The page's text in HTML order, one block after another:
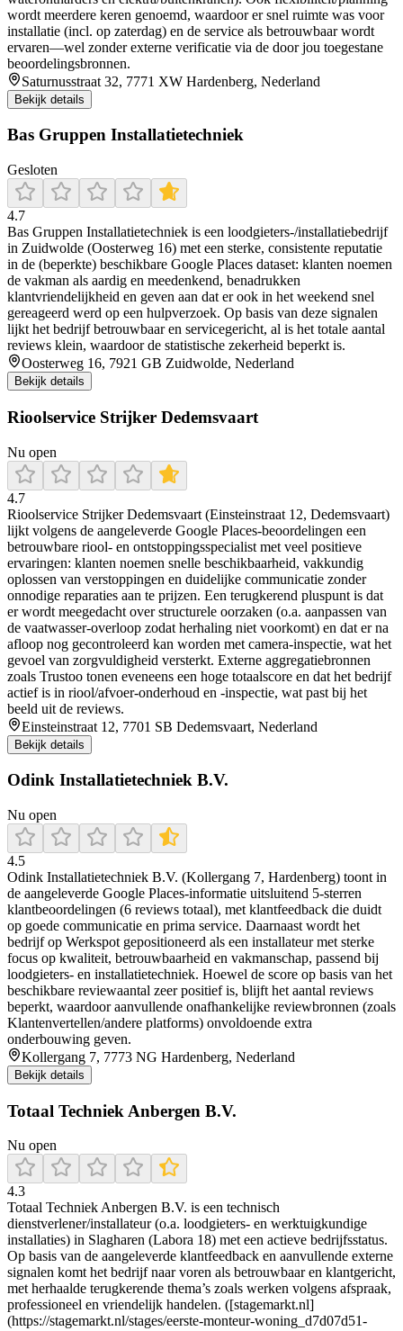
wordt meerdere keren genoemd, waardoor er snel ruimte was voor
installatie (incl. op zaterdag) en de service als betrouwbaar wordt
ervaren—wel zonder externe verificatie via de door jou toegestane
beoordelingsbronnen.
Saturnusstraat 32, 7771 XW Hardenberg, Nederland
Bekijk details
Bas Gruppen Installatietechniek
Gesloten
4.7
Bas Gruppen Installatietechniek is een loodgieters-/installatiebedrijf
in Zuidwolde (Oosterweg 16) met een sterke, consistente reputatie
in de (beperkte) beschikbare Google Places dataset: klanten noemen
de vakman als aardig en meedenkend, benadrukken
klantvriendelijkheid en geven aan dat er ook in het weekend snel
gereageerd werd op een hulpverzoek. Op basis van deze signalen
lijkt het bedrijf betrouwbaar en servicegericht, al is het totale aantal
reviews klein, waardoor de statistische zekerheid beperkt is.
Oosterweg 16, 7921 GB Zuidwolde, Nederland
Bekijk details
Rioolservice Strijker Dedemsvaart
Nu open
4.7
Rioolservice Strijker Dedemsvaart (Einsteinstraat 12, Dedemsvaart)
lijkt volgens de aangeleverde Google Places-beoordelingen een
betrouwbare riool- en ontstoppingsspecialist met veel positieve
ervaringen: klanten noemen snelle beschikbaarheid, vakkundig
oplossen van verstoppingen en duidelijke communicatie zonder
onnodige reparaties aan te prijzen. Een terugkerend pluspunt is dat
er wordt meegedacht over structurele oorzaken (o.a. aanpassen van
de vaatwasser-overloop zodat herhaling niet voorkomt) en dat er na
afloop nog gecontroleerd kan worden met camera-inspectie, wat het
gevoel van zorgvuldigheid versterkt. Externe aggregatiebronnen
zoals Trustoo tonen eveneens een hoge totaalscore en dat het bedrijf
actief is in riool/afvoer-onderhoud en -inspectie, wat past bij het
beeld uit de reviews.
Einsteinstraat 12, 7701 SB Dedemsvaart, Nederland
Bekijk details
Odink Installatietechniek B.V.
Nu open
4.5
Odink Installatietechniek B.V. (Kollergang 7, Hardenberg) toont in
de aangeleverde Google Places-informatie uitsluitend 5-sterren
klantbeoordelingen (6 reviews totaal), met klantfeedback die duidt
op goede communicatie en prima service. Daarnaast wordt het
bedrijf op Werkspot gepositioneerd als een installateur met sterke
focus op kwaliteit, betrouwbaarheid en vakmanschap, passend bij
loodgieters- en installatietechniek. Hoewel de score op basis van het
beschikbare reviewaantal zeer positief is, blijft het aantal reviews
beperkt, waardoor aanvullende onafhankelijke reviewbronnen (zoals
Klantenvertellen/andere platforms) onvoldoende extra
onderbouwing geven.
Kollergang 7, 7773 NG Hardenberg, Nederland
Bekijk details
Totaal Techniek Anbergen B.V.
Nu open
4.3
Totaal Techniek Anbergen B.V. is een technisch
dienstverlener/installateur (o.a. loodgieters- en werktuigkundige
installaties) in Slagharen (Labora 18) met een actieve bedrijfsstatus.
Op basis van de aangeleverde klantfeedback en aanvullende externe
signalen komt het bedrijf naar voren als betrouwbaar en klantgericht,
met herhaalde terugkerende thema’s zoals werken volgens afspraak,
professioneel en vriendelijk handelen. ([stagemarkt.nl]
(https://stagemarkt.nl/stages/eerste-monteur-woning_d7d07d51-